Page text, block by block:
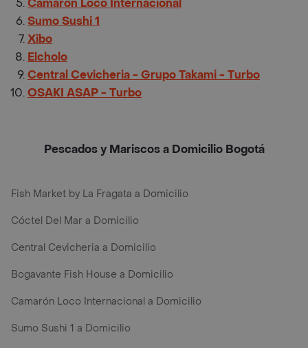
Camarón Loco Internacional
Sumo Sushi 1
Xibo
Elcholo
Central Cevicheria - Grupo Takami - Turbo
OSAKI ASAP - Turbo
Pescados y Mariscos a Domicilio Bogotá
Fish Market by La Fragata a Domicilio
Cóctel Del Mar a Domicilio
Central Cevicheria a Domicilio
Bogavante Fish House a Domicilio
Camarón Loco Internacional a Domicilio
Sumo Sushi 1 a Domicilio